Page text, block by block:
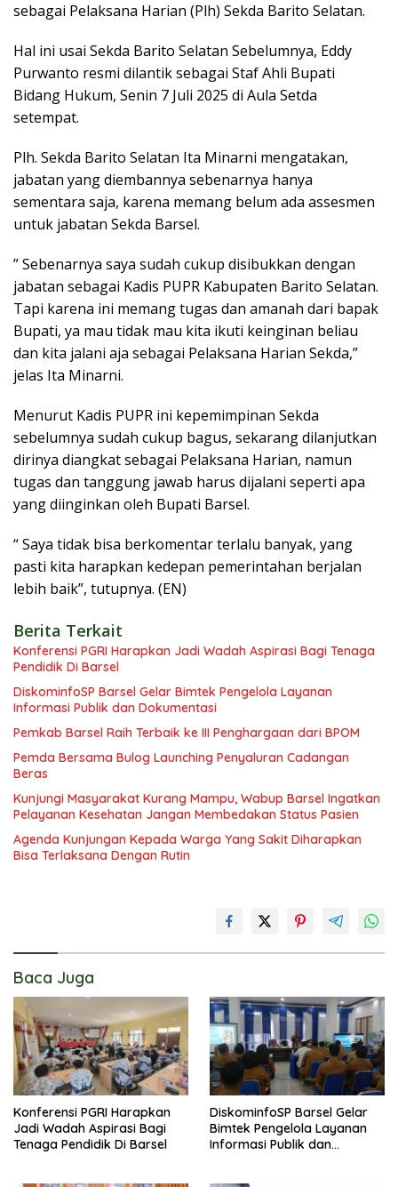
sebagai Pelaksana Harian (Plh) Sekda Barito Selatan.
Hal ini usai Sekda Barito Selatan Sebelumnya, Eddy
Purwanto resmi dilantik sebagai Staf Ahli Bupati
Bidang Hukum, Senin 7 Juli 2025 di Aula Setda
setempat.
Plh. Sekda Barito Selatan Ita Minarni mengatakan,
jabatan yang diembannya sebenarnya hanya
sementara saja, karena memang belum ada assesmen
untuk jabatan Sekda Barsel.
” Sebenarnya saya sudah cukup disibukkan dengan
jabatan sebagai Kadis PUPR Kabupaten Barito Selatan.
Tapi karena ini memang tugas dan amanah dari bapak
Bupati, ya mau tidak mau kita ikuti keinginan beliau
dan kita jalani aja sebagai Pelaksana Harian Sekda,”
jelas Ita Minarni.
Menurut Kadis PUPR ini kepemimpinan Sekda
sebelumnya sudah cukup bagus, sekarang dilanjutkan
dirinya diangkat sebagai Pelaksana Harian, namun
tugas dan tanggung jawab harus dijalani seperti apa
yang diinginkan oleh Bupati Barsel.
“ Saya tidak bisa berkomentar terlalu banyak, yang
pasti kita harapkan kedepan pemerintahan berjalan
lebih baik”, tutupnya. (EN)
Berita Terkait
Konferensi PGRI Harapkan Jadi Wadah Aspirasi Bagi Tenaga
Pendidik Di Barsel
DiskominfoSP Barsel Gelar Bimtek Pengelola Layanan
Informasi Publik dan Dokumentasi
Pemkab Barsel Raih Terbaik ke III Penghargaan dari BPOM
Pemda Bersama Bulog Launching Penyaluran Cadangan
Beras
Kunjungi Masyarakat Kurang Mampu, Wabup Barsel Ingatkan
Pelayanan Kesehatan Jangan Membedakan Status Pasien
Agenda Kunjungan Kepada Warga Yang Sakit Diharapkan
Bisa Terlaksana Dengan Rutin
Baca Juga
Konferensi PGRI Harapkan
Jadi Wadah Aspirasi Bagi
Tenaga Pendidik Di Barsel
DiskominfoSP Barsel Gelar
Bimtek Pengelola Layanan
Informasi Publik dan